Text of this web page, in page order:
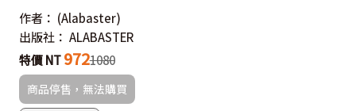
作者： (Alabaster)
出版社： ALABASTER
特價 NT 9721080
商品停售，無法購買